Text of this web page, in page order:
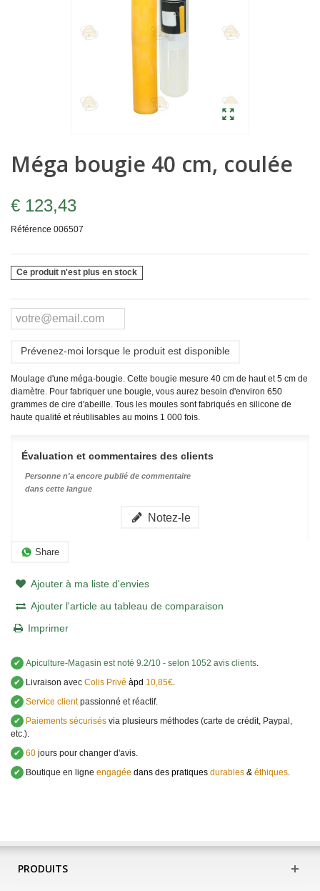
Méga bougie 40 cm, coulée
€ 123,43
Référence 006507
Ce produit n'est plus en stock
Prévenez-moi lorsque le produit est disponible
Moulage d'une méga-bougie. Cette bougie mesure 40 cm de haut et 5 cm de
diamètre. Pour fabriquer une bougie, vous aurez besoin d'environ 650
grammes de cire d'abeille. Tous les moules sont fabriqués en silicone de
haute qualité et réutilisables au moins 1 000 fois.
Évaluation et commentaires des clients
Personne n'a encore publié de commentaire
dans cette langue
Notez-le
Share
Ajouter à ma liste d'envies
Ajouter l'article au tableau de comparaison
Imprimer
✔ Apiculture-Magasin est noté 9.2/10 - selon 1052 avis clients.
✔
Livraison avec Colis Privé àpd 10,85€.
✔ Service clientpassionné et réactif.
✔
Paiements sécurisés via plusieurs méthodes (carte de crédit, Paypal,
etc.).
✔ 60 jours pour changer d'avis.
✔
Boutique en ligne engagée dans des pratiques durables & éthiques.
PRODUITS